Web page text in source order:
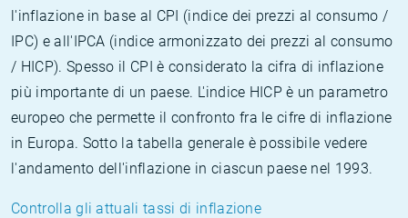
l'inflazione in base al CPI (indice dei prezzi al consumo /
IPC) e all'IPCA (indice armonizzato dei prezzi al consumo
/ HICP). Spesso il CPI è considerato la cifra di inflazione
più importante di un paese. L'indice HICP è un parametro
europeo che permette il confronto fra le cifre di inflazione
in Europa. Sotto la tabella generale è possibile vedere
l'andamento dell'inflazione in ciascun paese nel 1993.
Controlla gli attuali tassi di inflazione